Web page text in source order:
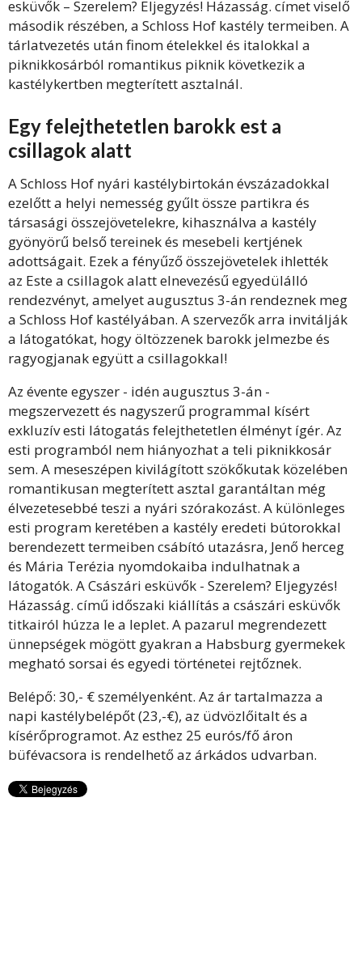
esküvők – Szerelem? Eljegyzés! Házasság. címet viselő
második részében, a Schloss Hof kastély termeiben. A
tárlatvezetés után finom ételekkel és italokkal a
piknikkosárból romantikus piknik következik a
kastélykertben megterített asztalnál.
Egy felejthetetlen barokk est a
csillagok alatt
A Schloss Hof nyári kastélybirtokán évszázadokkal
ezelőtt a helyi nemesség gyűlt össze partikra és
társasági összejövetelekre, kihasználva a kastély
gyönyörű belső tereinek és mesebeli kertjének
adottságait. Ezek a fényűző összejövetelek ihlették
az Este a csillagok alatt elnevezésű egyedülálló
rendezvényt, amelyet augusztus 3-án rendeznek meg
a Schloss Hof kastélyában. A szervezők arra invitálják
a látogatókat, hogy öltözzenek barokk jelmezbe és
ragyogjanak együtt a csillagokkal!
Az évente egyszer - idén augusztus 3-án -
megszervezett és nagyszerű programmal kísért
exkluzív esti látogatás felejthetetlen élményt ígér. Az
esti programból nem hiányozhat a teli piknikkosár
sem. A meseszépen kivilágított szökőkutak közelében
romantikusan megterített asztal garantáltan még
élvezetesebbé teszi a nyári szórakozást. A különleges
esti program keretében a kastély eredeti bútorokkal
berendezett termeiben csábító utazásra, Jenő herceg
és Mária Terézia nyomdokaiba indulhatnak a
látogatók. A Császári esküvők - Szerelem? Eljegyzés!
Házasság. című időszaki kiállítás a császári esküvők
titkairól húzza le a leplet. A pazarul megrendezett
ünnepségek mögött gyakran a Habsburg gyermekek
megható sorsai és egyedi történetei rejtőznek.
Belépő: 30,- € személyenként. Az ár tartalmazza a
napi kastélybelépőt (23,-€), az üdvözlőitalt és a
kísérőprogramot. Az esthez 25 eurós/fő áron
büfévacsora is rendelhető az árkádos udvarban.